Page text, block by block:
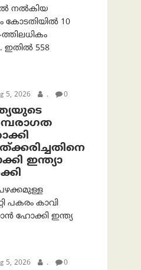
നൽകിയ
കോടതിയിൽ 10
ഇതിൽ 558
5, 2026 . 0
ഇന്ത്യാ
പകരം കാവി
ഹോക്കി ഇന്ത്യ
5, 2026 . 0